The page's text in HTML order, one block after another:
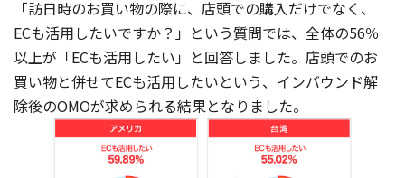
「訪日時のお買い物の際に、店頭での購入だけでなく、
ECも活用したいですか？」という質問では、全体の56％
以上が「ECも活用したい」と回答しました。店頭でのお
買い物と併せてECも活用したいという、インバウンド解
除後のOMOが求められる結果となりました。